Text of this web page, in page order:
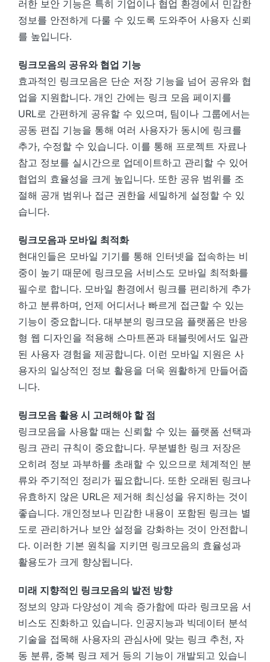
러한 보안 기능은 특히 기업이나 협업 환경에서 민감한
정보를 안전하게 다룰 수 있도록 도와주어 사용자 신뢰
를 높입니다.
링크모음의 공유와 협업 기능
효과적인 링크모음은 단순 저장 기능을 넘어 공유와 협
업을 지원합니다. 개인 간에는 링크 모음 페이지를
URL로 간편하게 공유할 수 있으며, 팀이나 그룹에서는
공동 편집 기능을 통해 여러 사용자가 동시에 링크를
추가, 수정할 수 있습니다. 이를 통해 프로젝트 자료나
참고 정보를 실시간으로 업데이트하고 관리할 수 있어
협업의 효율성을 크게 높입니다. 또한 공유 범위를 조
절해 공개 범위나 접근 권한을 세밀하게 설정할 수 있
습니다.
링크모음과 모바일 최적화
현대인들은 모바일 기기를 통해 인터넷을 접속하는 비
중이 높기 때문에 링크모음 서비스도 모바일 최적화를
필수로 합니다. 모바일 환경에서 링크를 편리하게 추가
하고 분류하며, 언제 어디서나 빠르게 접근할 수 있는
기능이 중요합니다. 대부분의 링크모음 플랫폼은 반응
형 웹 디자인을 적용해 스마트폰과 태블릿에서도 일관
된 사용자 경험을 제공합니다. 이런 모바일 지원은 사
용자의 일상적인 정보 활용을 더욱 원활하게 만들어줍
니다.
링크모음 활용 시 고려해야 할 점
링크모음을 사용할 때는 신뢰할 수 있는 플랫폼 선택과
링크 관리 규칙이 중요합니다. 무분별한 링크 저장은
오히려 정보 과부하를 초래할 수 있으므로 체계적인 분
류와 주기적인 정리가 필요합니다. 또한 오래된 링크나
유효하지 않은 URL은 제거해 최신성을 유지하는 것이
좋습니다. 개인정보나 민감한 내용이 포함된 링크는 별
도로 관리하거나 보안 설정을 강화하는 것이 안전합니
다. 이러한 기본 원칙을 지키면 링크모음의 효율성과
활용도가 크게 향상됩니다.
미래 지향적인 링크모음의 발전 방향
정보의 양과 다양성이 계속 증가함에 따라 링크모음 서
비스도 진화하고 있습니다. 인공지능과 빅데이터 분석
기술을 접목해 사용자의 관심사에 맞는 링크 추천, 자
동 분류, 중복 링크 제거 등의 기능이 개발되고 있습니